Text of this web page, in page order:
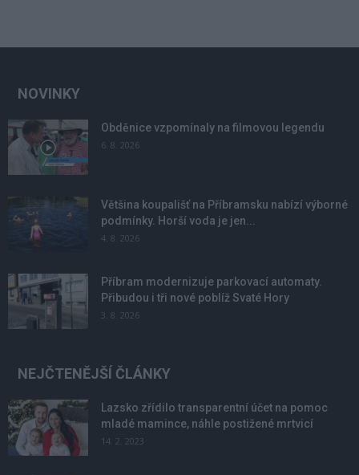
NOVINKY
Obděnice vzpomínaly na filmovou legendu
6. 8. 2026
Většina koupališť na Příbramsku nabízí výborné
podmínky. Horší voda je jen...
4. 8. 2026
Příbram modernizuje parkovací automaty.
Přibudou i tři nové poblíž Svaté Hory
3. 8. 2026
NEJČTENĚJŠÍ ČLÁNKY
Lazsko zřídilo transparentní účet na pomoc
mladé mamince, náhle postižené mrtvicí
14. 2. 2023